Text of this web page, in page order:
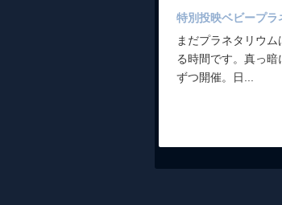
特別投映ベビープ
まだプラネタリウ
る時間です。真っ
ずつ開催。日...